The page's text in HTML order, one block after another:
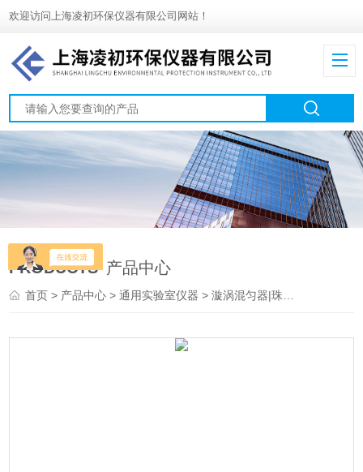
欢迎访问上海凌初环保仪器有限公司网站！
PRODUCTS 产品中心
首页> 产品中心 >通用实验室仪器 >漩涡混匀器|珠磨器|捣碎机